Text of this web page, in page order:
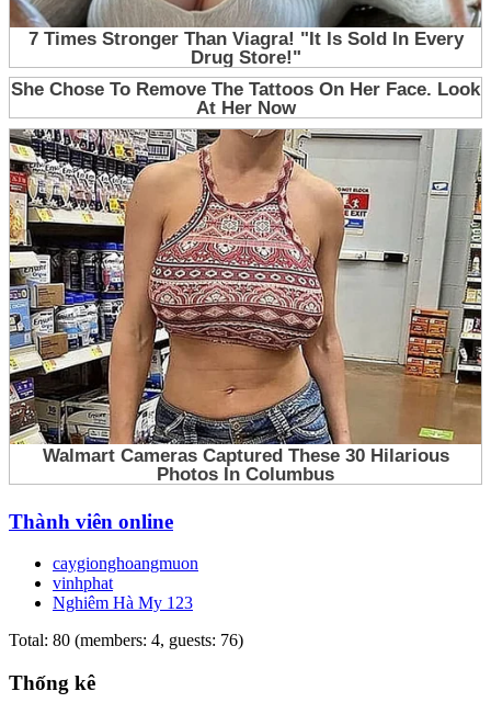
Thành viên online
caygionghoangmuon
vinhphat
Nghiêm Hà My 123
Total: 80 (members: 4, guests: 76)
Thống kê